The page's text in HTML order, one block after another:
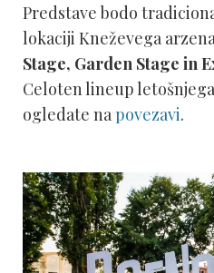
Predstave bodo
lokaciji Kneževega
Stage, Garden Stage in
Celoten lineup
ogledate napovezavi.